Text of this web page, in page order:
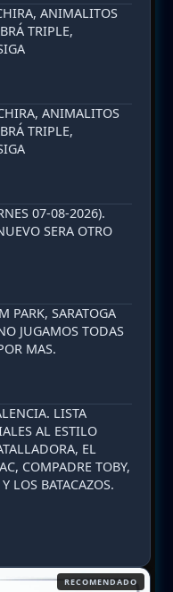
ANIMALITOS
TRIPLE,
ANIMALITOS
TRIPLE,
07-08-2026).
SERA OTRO
PARK, SARATOGA
JUGAMOS TODAS
MAS.
LISTA
AL ESTILO
EL
COMPADRE TOBY,
LOS BATACAZOS.
RECOMENDADO